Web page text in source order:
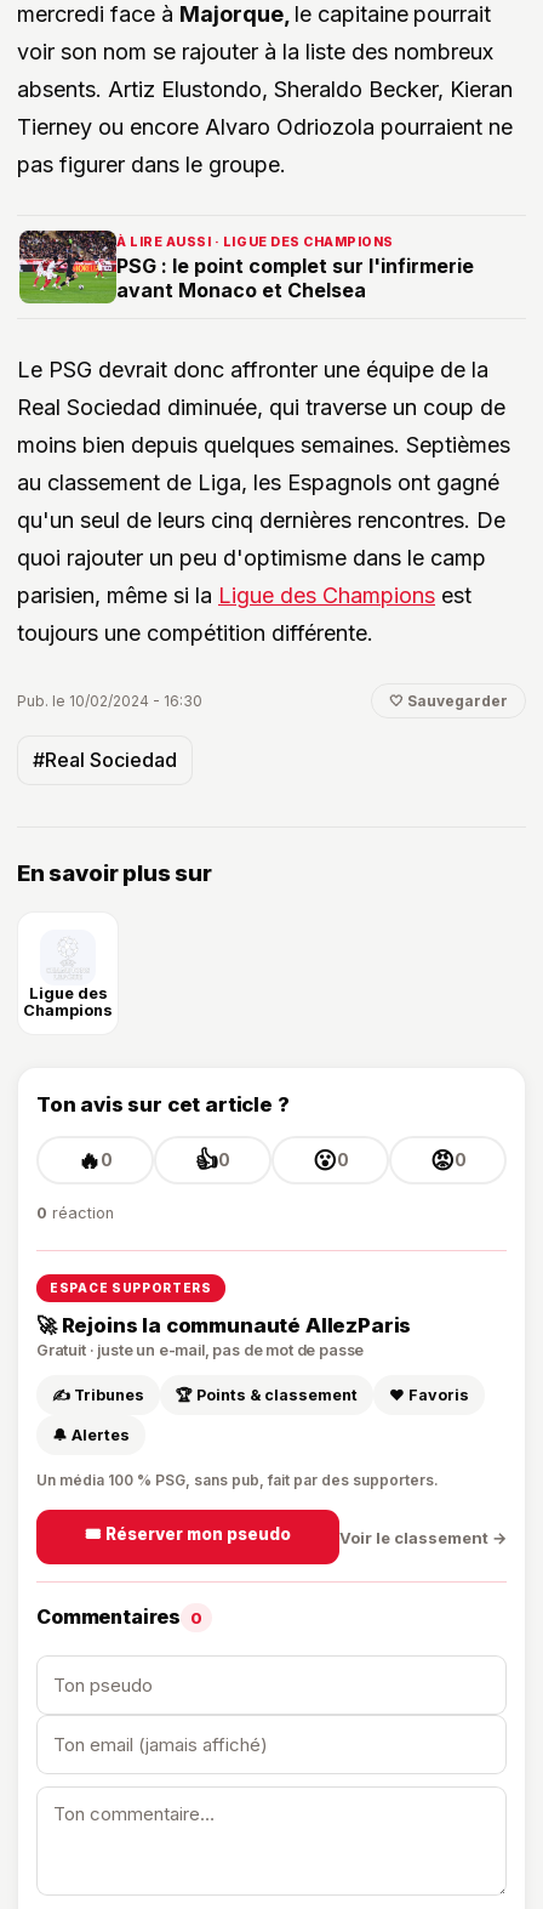
mercredi face à Majorque, le capitaine pourrait
voir son nom se rajouter à la liste des nombreux
absents. Artiz Elustondo, Sheraldo Becker, Kieran
Tierney ou encore Alvaro Odriozola pourraient ne
pas figurer dans le groupe.
À LIRE AUSSI · LIGUE DES CHAMPIONS
PSG : le point complet sur l'infirmerie
avant Monaco et Chelsea
Le PSG devrait donc affronter une équipe de la
Real Sociedad diminuée, qui traverse un coup de
moins bien depuis quelques semaines. Septièmes
au classement de Liga, les Espagnols ont gagné
qu'un seul de leurs cinq dernières rencontres. De
quoi rajouter un peu d'optimisme dans le camp
parisien, même si la Ligue des Champions est
toujours une compétition différente.
Pub. le 10/02/2024 - 16:30 🤍 Sauvegarder
#Real Sociedad
En savoir plus sur
Ligue des
Champions
Ton avis sur cet article ?
🔥0 👍0 😮0 😡0
0 réaction
ESPACE SUPPORTERS
🚀 Rejoins la communauté AllezParis
Gratuit · juste un e-mail, pas de mot de passe
✍️ Tribunes 🏆 Points & classement ❤️ Favoris
🔔 Alertes
Un média 100 % PSG, sans pub, fait par des supporters.
🎟️ Réserver mon pseudo Voir le classement →
Commentaires 0